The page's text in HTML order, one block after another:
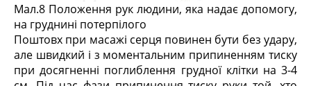
Мал.8 Положення рук людини, яка надає допомогу,
на груднині потерпілого
Поштовх при масажі серця повинен бути без удару,
але швидкий і з моментальним припиненням тиску
при досягненні поглиблення грудної клітки на 3-4